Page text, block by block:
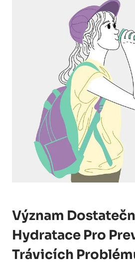
Význam
Hydratace Pro
Trávicích